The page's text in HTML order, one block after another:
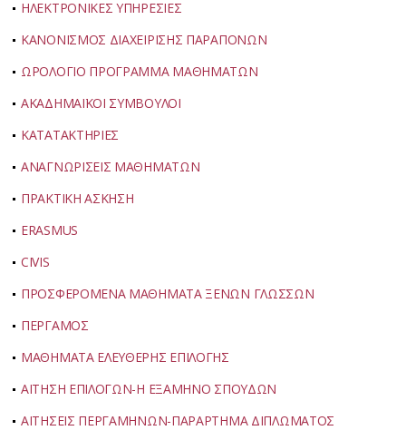
ΗΛΕΚΤΡΟΝΙΚΕΣ ΥΠΗΡΕΣΙΕΣ
ΚΑΝΟΝΙΣΜΟΣ ΔΙΑΧΕΙΡΙΣΗΣ ΠΑΡΑΠΟΝΩΝ
ΩΡΟΛΟΓΙΟ ΠΡΟΓΡΑΜΜΑ ΜΑΘΗΜΑΤΩΝ
ΑΚΑΔΗΜΑΪΚΟΙ ΣΥΜΒΟΥΛΟΙ
ΚΑΤΑΤΑΚΤΗΡΙΕΣ
ΑΝΑΓΝΩΡΙΣΕΙΣ ΜΑΘΗΜΑΤΩΝ
ΠΡΑΚΤΙΚΗ ΑΣΚΗΣΗ
ERASMUS
CIVIS
ΠΡΟΣΦΕΡΟΜΕΝΑ ΜΑΘΗΜΑΤΑ ΞΕΝΩΝ ΓΛΩΣΣΩΝ
ΠΕΡΓΑΜΟΣ
ΜΑΘΗΜΑΤΑ ΕΛΕΥΘΕΡΗΣ ΕΠΙΛΟΓΗΣ
ΑΙΤΗΣΗ ΕΠΙΛΟΓΩΝ-Η ΕΞΑΜΗΝΟ ΣΠΟΥΔΩΝ
ΑΙΤΗΣΕΙΣ ΠΕΡΓΑΜΗΝΩΝ-ΠΑΡΑΡΤΗΜΑ ΔΙΠΛΩΜΑΤΟΣ